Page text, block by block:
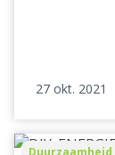
27 okt. 2021
DIY:Duurzaamheid